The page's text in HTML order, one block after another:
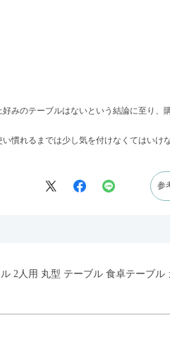
みのテーブルはないという結論に至り、
慣れるまでは少し気を付けなくてはいけ
参
2人用 丸型 テーブル 食卓テーブル